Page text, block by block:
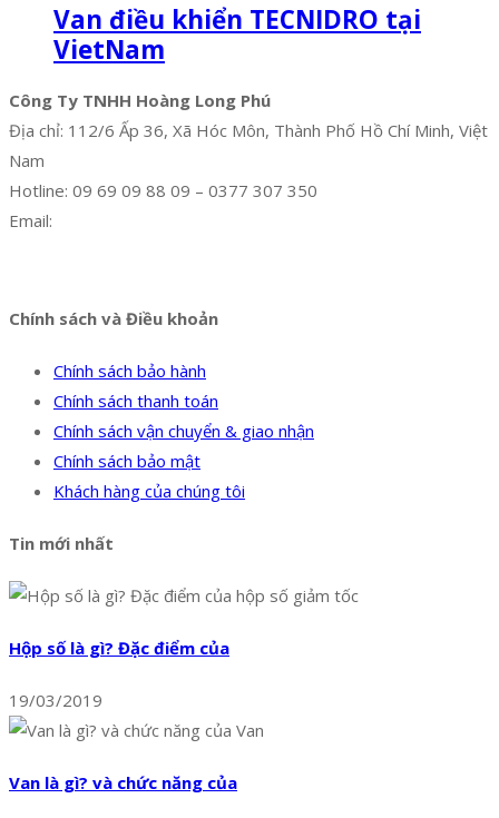
Van điều khiển TECNIDRO tại
VietNam
Công Ty TNHH Hoàng Long Phú
Địa chỉ: 112/6 Ấp 36, Xã Hóc Môn, Thành Phố Hồ Chí Minh, Việt
Nam
Hotline: 09 69 09 88 09 – 0377 307 350
Email:
Chính sách và Điều khoản
Chính sách bảo hành
Chính sách thanh toán
Chính sách vận chuyển & giao nhận
Chính sách bảo mật
Khách hàng của chúng tôi
Tin mới nhất
Hộp số là gì? Đặc điểm của
19/03/2019
Van là gì? và chức năng của